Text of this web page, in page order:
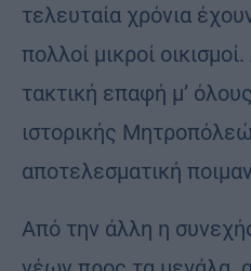
τελευταία χρόνια
πολλοί μικροί
τακτική επαφή μ’
ιστορικής
αποτελεσματική
Από την άλλη η